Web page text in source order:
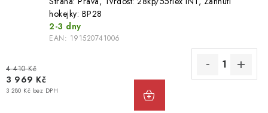
hokejky: BP28
2-3 dny
EAN: 191520741006
4 410 Kč
3 969 Kč
3 280 Kč bez DPH